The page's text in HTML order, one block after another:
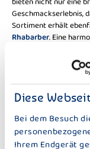
Diese
Bei dem Besuch
Ihrem Endgerät
Geschmackserlebnis,
Sortiment erhält
Rhabarber. Eine
Wintersortiment die
Genüssen der Saison
Um maximale
durch eine Fülle von
Supermärkten
welche die
Einkauf sicherstellt.